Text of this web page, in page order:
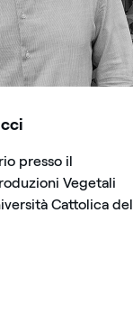
presso il
Vegetali
Cattolica del